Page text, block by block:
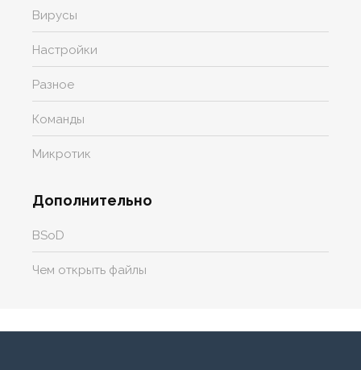
Вирусы
Настройки
Разное
Команды
Микротик
Дополнительно
BSoD
Чем открыть файлы